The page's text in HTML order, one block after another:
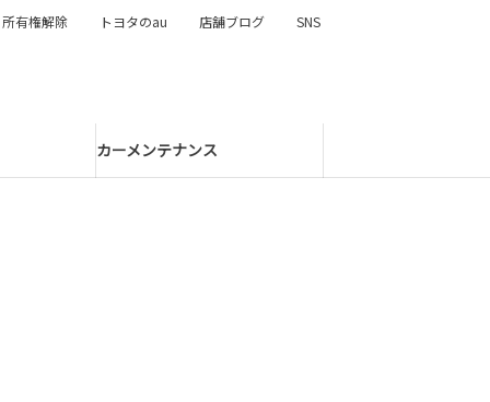
カーメンテナンス
所有権解除 トヨタのau 店舗ブログ SNS